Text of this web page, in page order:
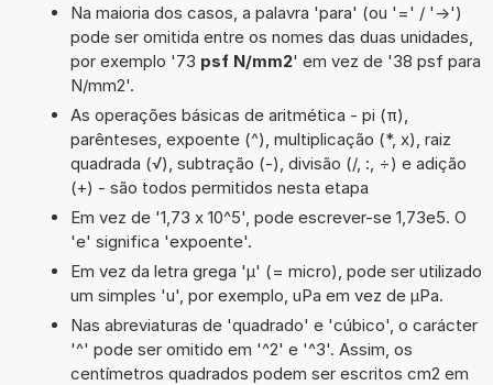
Na maioria dos casos, a palavra 'para' (ou '=' / '->')
pode ser omitida entre os nomes das duas unidades,
por exemplo '73 psf N/mm2' em vez de '38 psf para
N/mm2'.
As operações básicas de aritmética - pi (π),
parênteses, expoente (^), multiplicação (*, x), raiz
quadrada (√), subtração (-), divisão (/, :, ÷) e adição
(+) - são todos permitidos nesta etapa
Em vez de '1,73 x 10^5', pode escrever-se 1,73e5. O
'e' significa 'expoente'.
Em vez da letra grega 'µ' (= micro), pode ser utilizado
um simples 'u', por exemplo, uPa em vez de µPa.
Nas abreviaturas de 'quadrado' e 'cúbico', o carácter
'^' pode ser omitido em '^2' e '^3'. Assim, os
centímetros quadrados podem ser escritos cm2 em